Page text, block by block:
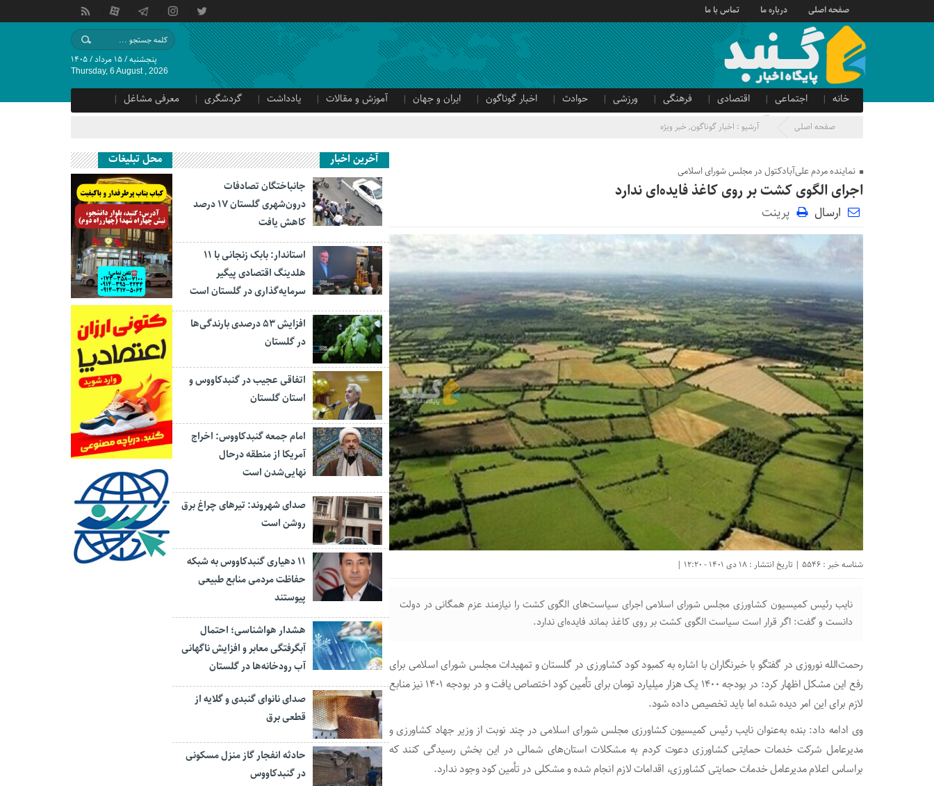
صفحه اصلی درباره ما تماس با ما
پنجشنبه / ۱۵ مرداد / ۱۴۰۵
Thursday, 6 August , 2026
خانه اجتماعی اقتصادی فرهنگی ورزشی حوادث اخبار گوناگون ایران و جهان آموزش و مقالات یادداشت گردشگری
معرفی مشاغل
صدای شهروند
آگهی دولتی صفحه اصلی آرشیو : اخبار گوناگون,خبر ویژه
نماینده مردم علی‌آبادکتول در مجلس شورای اسلامی
اجرای الگوی کشت بر روی کاغذ فایده‌ای ندارد
ارسال پرینت
شناسه خبر : 5546 | تاریخ انتشار : 18 دی 1401 - 12:20 |
نایب رئیس کمیسیون کشاورزی مجلس شورای اسلامی اجرای سیاست‌های الگوی کشت را نیازمند عزم همگانی در دولت
دانست و گفت: اگر قرار است سیاست الگوی کشت بر روی کاغذ بماند فایده‌ای ندارد.
رحمت‌الله نوروزی در گفتگو با خبرنگاران با اشاره به کمبود کود کشاورزی در گلستان و تمهیدات مجلس شورای اسلامی برای
رفع این مشکل اظهار کرد: در بودجه ۱۴۰۰ یک هزار میلیارد تومان برای تأمین کود اختصاص یافت و در بودجه ۱۴۰۱ نیز منابع
لازم برای این امر دیده شده اما باید تخصیص داده شود.
وی ادامه داد: بنده به‌عنوان نایب رئیس کمیسیون کشاورزی مجلس شورای اسلامی در چند نوبت از وزیر جهاد کشاورزی و
مدیرعامل شرکت خدمات حمایتی کشاورزی دعوت کردم به مشکلات استان‌های شمالی در این بخش رسیدگی کنند که
براساس اعلام مدیرعامل خدمات حمایتی کشاورزی، اقدامات لازم انجام شده و مشکلی در تأمین کود وجود ندارد.
آخرین اخبار
جانباختگان تصادفات
درون‌شهری گلستان ۱۷ درصد
کاهش یافت
استاندار: بابک زنجانی با ۱۱
هلدینگ اقتصادی پیگیر
سرمایه‌گذاری در گلستان است
افزایش ۵۳ درصدی بارندگی‌ها
در گلستان
اتفاقی عجیب در‌ گنبدکاووس و
استان گلستان
امام جمعه گنبدکاووس: اخراج
آمریکا از منطقه درحال
نهایی‌شدن است
صدای شهروند: تیرهای چراغ برق
روشن است
۱۱ دهیاری گنبدکاووس به شبکه
حفاظت مردمی منابع طبیعی
پیوستند
هشدار هواشناسی؛ احتمال
آبگرفتگی معابر و افزایش ناگهانی
آب رودخانه‌ها در گلستان
صدای نانوای گنبدی و گلایه از
قطعی برق
حادثه انفجار گاز منزل مسکونی
در گنبدکاووس
محل تبلیغات